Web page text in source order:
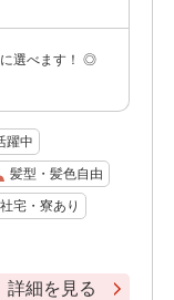
選べます！ ◎
躍中
髪型・髪色自由
社宅・寮あり
詳細を見る